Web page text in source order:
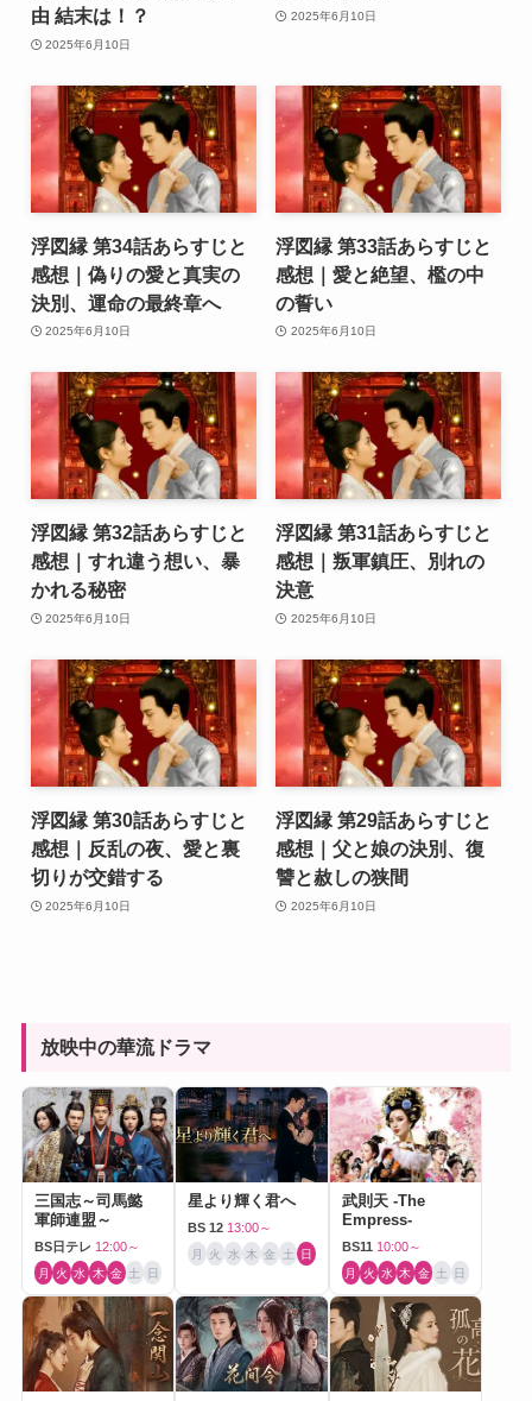
由 結末は！？
2025年6月10日
2025年6月10日
浮図縁 第34話あらすじと
感想｜偽りの愛と真実の
決別、運命の最終章へ
2025年6月10日
浮図縁 第33話あらすじと
感想｜愛と絶望、檻の中
の誓い
2025年6月10日
浮図縁 第32話あらすじと
感想｜すれ違う想い、暴
かれる秘密
2025年6月10日
浮図縁 第31話あらすじと
感想｜叛軍鎮圧、別れの
決意
2025年6月10日
浮図縁 第30話あらすじと
感想｜反乱の夜、愛と裏
切りが交錯する
2025年6月10日
浮図縁 第29話あらすじと
感想｜父と娘の決別、復
讐と赦しの狭間
2025年6月10日
放映中の華流ドラマ
三国志～司馬懿
軍師連盟～
BS日テレ 12:00～
月 火 水 木 金 土 日
星より輝く君へ
BS 12 13:00～
月 火 水 木 金 土 日
武則天 -The
Empress-
BS11 10:00～
月 火 水 木 金 土 日